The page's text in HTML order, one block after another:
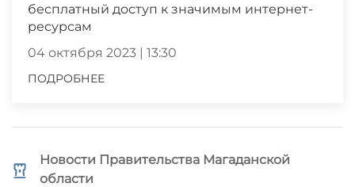
бесплатный доступ к значимым интернет-
ресурсам
04 октября 2023 | 13:30
ПОДРОБНЕЕ
Новости Правительства Магаданской
области